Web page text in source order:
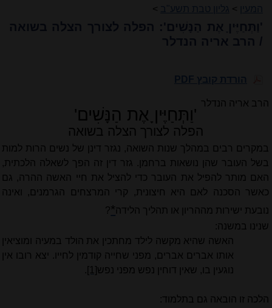
>
>
הרב אריה הנדלר
'וַתְּחַיֶּיןָ אֶת הַנָּשִׁים'
הפלה לצורך הצלה בשואה
במקרים רבים במהלך שנות השואה, נגזר דינן של נשים הרות למות
בשל העובר שהן נושאות ברחמן. גזר דין זה הפך לשאלה הלכתית,
האם מותר להפיל את העובר כדי להציל את חיי האשה ההרה, גם
כאשר הסכנה לאם היא חיצונית, קרי המרצחים הגרמנים, ואינה
נובעת ישירות מההריון או תהליך הלידה *
?
שנינו במשנה:
האשה שהיא מקשה לילד מחתכין את הולד במעיה ומוציאין
אותו אברים אברים, מפני שחייה קודמין לחייו. יצא רובו אין
נוגעין בו, שאין דוחין נפש מפני נפש[1]
.
הלכה זו הובאה גם בתלמוד: